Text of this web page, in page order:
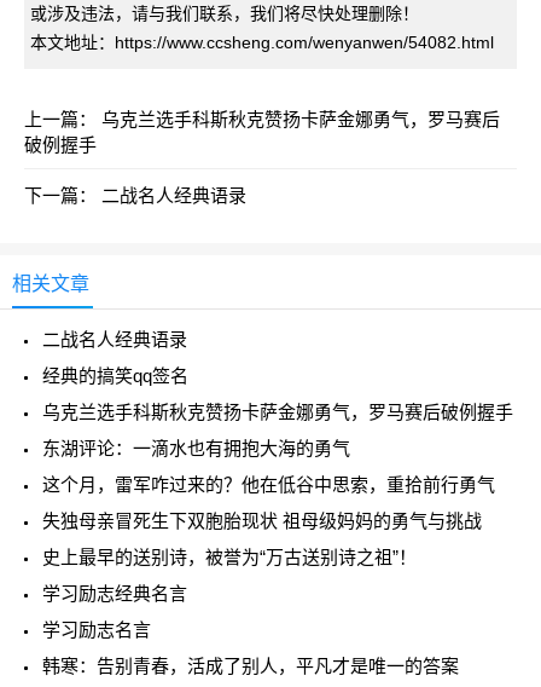
或涉及违法，请与我们联系，我们将尽快处理删除！
本文地址：https://www.ccsheng.com/wenyanwen/54082.html
上一篇：
乌克兰选手科斯秋克赞扬卡萨金娜勇气，罗马赛后
破例握手
下一篇： 二战名人经典语录
相关文章
二战名人经典语录
经典的搞笑qq签名
乌克兰选手科斯秋克赞扬卡萨金娜勇气，罗马赛后破例握手
东湖评论：一滴水也有拥抱大海的勇气
这个月，雷军咋过来的？他在低谷中思索，重拾前行勇气
失独母亲冒死生下双胞胎现状 祖母级妈妈的勇气与挑战
史上最早的送别诗，被誉为“万古送别诗之祖”！
学习励志经典名言
学习励志名言
韩寒：告别青春，活成了别人，平凡才是唯一的答案